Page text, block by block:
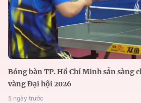
Bóng bàn TP. Hồ Chí Minh sẵn sàng
vàng Đại hội 2026
5 ngày trước